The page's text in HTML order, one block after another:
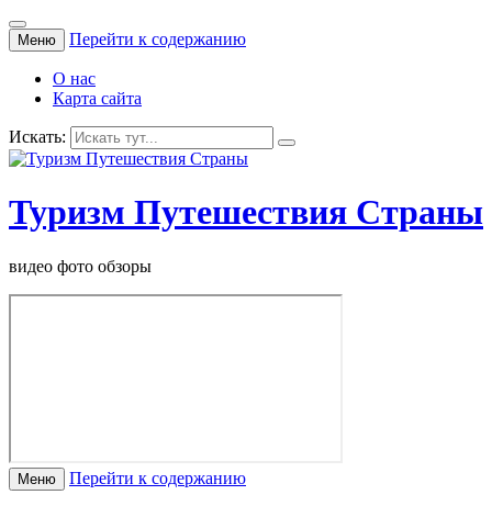
Меню Перейти к содержанию
О нас
Карта сайта
Искать:
Туризм Путешествия Страны
видео фото обзоры
Меню Перейти к содержанию